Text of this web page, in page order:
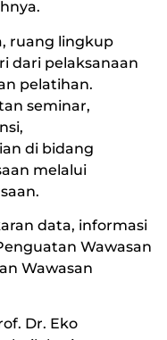
ruang lingkup
dari pelaksanaan
pelatihan.
seminar,
di bidang
melalui
data, informasi
Wawasan
Wawasan
Dr. Eko